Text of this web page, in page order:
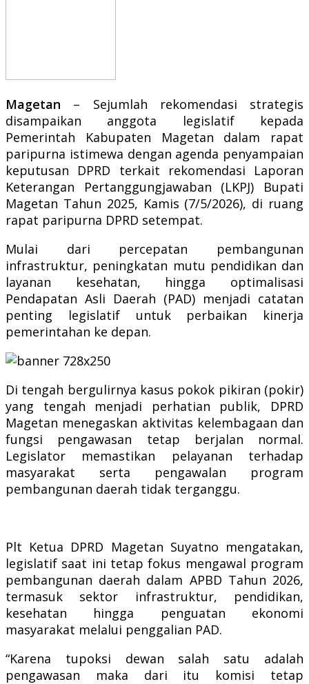
Magetan – Sejumlah rekomendasi strategis
disampaikan anggota legislatif kepada
Pemerintah Kabupaten Magetan dalam rapat
paripurna istimewa dengan agenda penyampaian
keputusan DPRD terkait rekomendasi Laporan
Keterangan Pertanggungjawaban (LKPJ) Bupati
Magetan Tahun 2025, Kamis (7/5/2026), di ruang
rapat paripurna DPRD setempat.
Mulai dari percepatan pembangunan
infrastruktur, peningkatan mutu pendidikan dan
layanan kesehatan, hingga optimalisasi
Pendapatan Asli Daerah (PAD) menjadi catatan
penting legislatif untuk perbaikan kinerja
pemerintahan ke depan.
Di tengah bergulirnya kasus pokok pikiran (pokir)
yang tengah menjadi perhatian publik, DPRD
Magetan menegaskan aktivitas kelembagaan dan
fungsi pengawasan tetap berjalan normal.
Legislator memastikan pelayanan terhadap
masyarakat serta pengawalan program
pembangunan daerah tidak terganggu.
Plt Ketua DPRD Magetan Suyatno mengatakan,
legislatif saat ini tetap fokus mengawal program
pembangunan daerah dalam APBD Tahun 2026,
termasuk sektor infrastruktur, pendidikan,
kesehatan hingga penguatan ekonomi
masyarakat melalui penggalian PAD.
“Karena tupoksi dewan salah satu adalah
pengawasan maka dari itu komisi tetap